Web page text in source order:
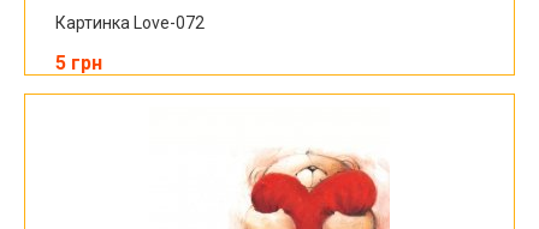
Картинка Love-072
5 грн